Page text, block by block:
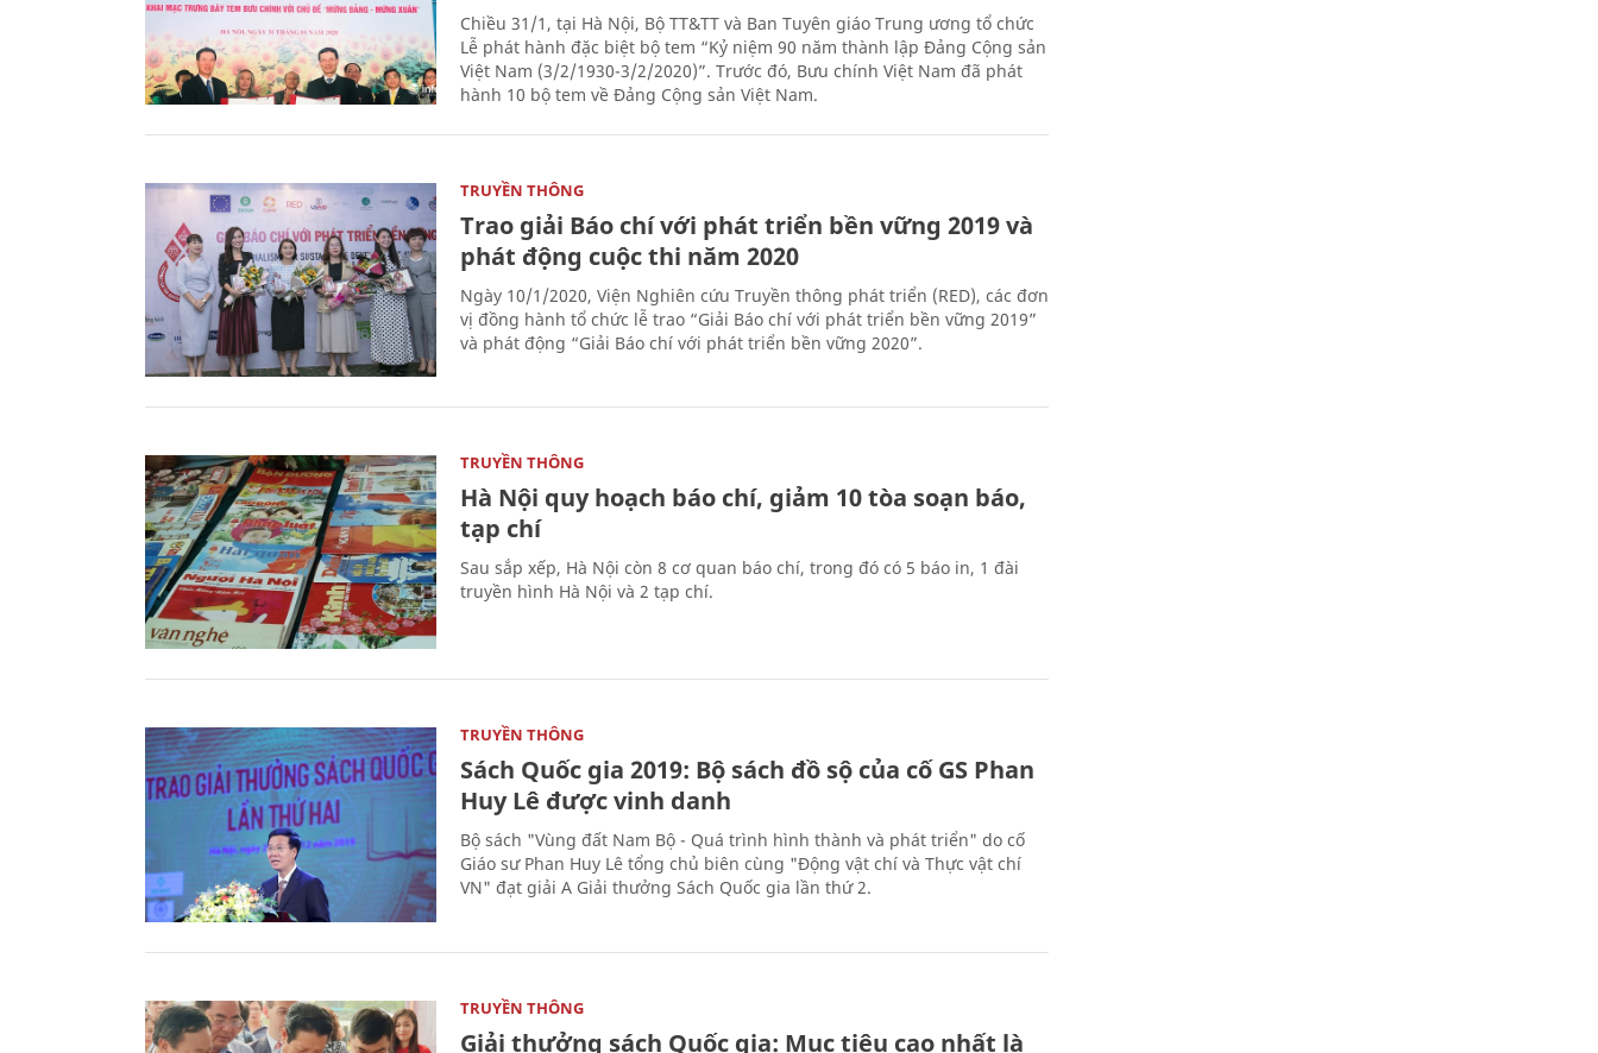
Chiều 31/1, tại Hà Nội, Bộ TT&TT và Ban Tuyên giáo Trung ương tổ chức
Lễ phát hành đặc biệt bộ tem “Kỷ niệm 90 năm thành lập Đảng Cộng sản
Việt Nam (3/2/1930-3/2/2020)”. Trước đó, Bưu chính Việt Nam đã phát
hành 10 bộ tem về Đảng Cộng sản Việt Nam.
TRUYỀN THÔNG
Trao giải Báo chí với phát triển bền vững 2019 và
phát động cuộc thi năm 2020
Ngày 10/1/2020, Viện Nghiên cứu Truyền thông phát triển (RED), các đơn
vị đồng hành tổ chức lễ trao “Giải Báo chí với phát triển bền vững 2019”
và phát động “Giải Báo chí với phát triển bền vững 2020”.
TRUYỀN THÔNG
Hà Nội quy hoạch báo chí, giảm 10 tòa soạn báo,
tạp chí
Sau sắp xếp, Hà Nội còn 8 cơ quan báo chí, trong đó có 5 báo in, 1 đài
truyền hình Hà Nội và 2 tạp chí.
TRUYỀN THÔNG
Sách Quốc gia 2019: Bộ sách đồ sộ của cố GS Phan
Huy Lê được vinh danh
Bộ sách "Vùng đất Nam Bộ - Quá trình hình thành và phát triển" do cố
Giáo sư Phan Huy Lê tổng chủ biên cùng "Động vật chí và Thực vật chí
VN" đạt giải A Giải thưởng Sách Quốc gia lần thứ 2.
TRUYỀN THÔNG
Giải thưởng sách Quốc gia: Mục tiêu cao nhất là